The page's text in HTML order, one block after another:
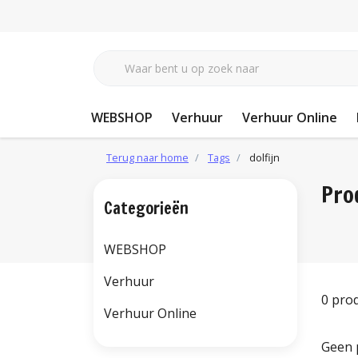
WEBSHOP Verhuur Verhuur Online
Terug naar home Tags dolfijn
0
Geen
Categorieën
WEBSHOP
Verhuur
Verhuur Online